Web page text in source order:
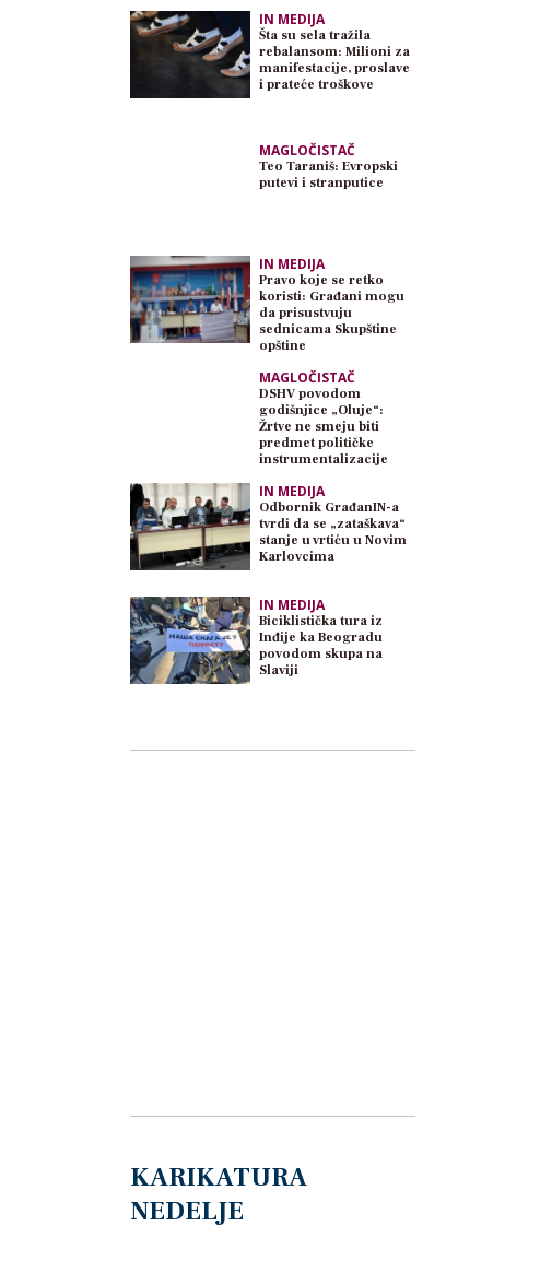
IN MEDIJA
Šta su sela tražila
rebalansom: Milioni za
manifestacije, proslave
i prateće troškove
MAGLOČISTAČ
Teo Taraniš: Evropski
putevi i stranputice
IN MEDIJA
Pravo koje se retko
koristi: Građani mogu
da prisustvuju
sednicama Skupštine
opštine
MAGLOČISTAČ
DSHV povodom
godišnjice „Oluje“:
Žrtve ne smeju biti
predmet političke
instrumentalizacije
IN MEDIJA
Odbornik GrađanIN-a
tvrdi da se „zataškava“
stanje u vrtiću u Novim
Karlovcima
IN MEDIJA
Biciklistička tura iz
Inđije ka Beogradu
povodom skupa na
Slaviji
KARIKATURA
NEDELJE